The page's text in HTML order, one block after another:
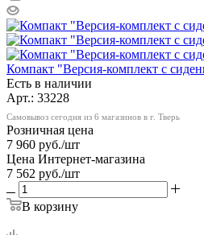
Компакт "Версия-комплект с
Есть в наличии
Арт.: 33228
Самовывоз сегодня из 6 магазинов в г. Тверь
Розничная цена
7 960 руб./шт
Цена Интернет-магазина
7 562 руб./шт
В корзину